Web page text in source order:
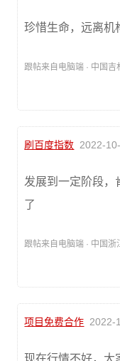
珍惜生命，远离机
跟帖来自电脑端 · 中国
刷百度指数 2022-
发展到一定阶段，
了
跟帖来自电脑端 · 中国浙
项目免费合作 2022-
现在行情不好，大